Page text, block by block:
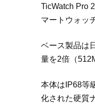
TicWatch Pro
マートウォッ
ベース製品は
量を2倍（
本体はIP68等
化された硬質